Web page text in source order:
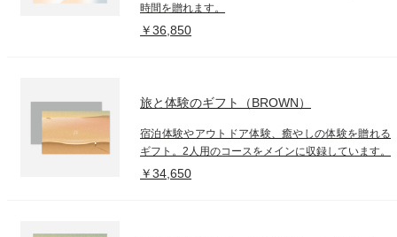
時間を贈れます。
￥36,850
旅と体験のギフト（BROWN）
宿泊体験やアウトドア体験、癒やしの体験を贈れる
ギフト。2人用のコースをメインに収録しています。
￥34,650